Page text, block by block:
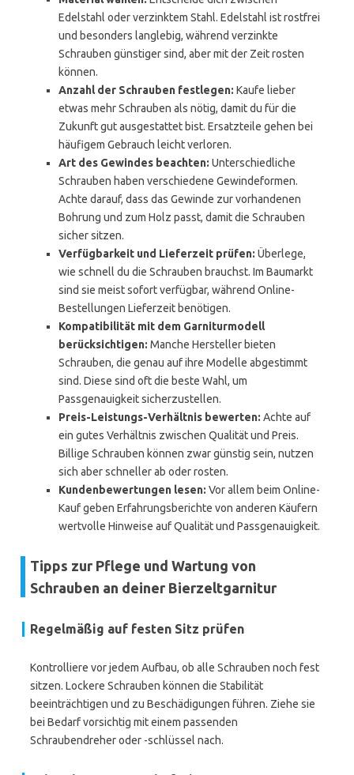
Edelstahl oder verzinktem Stahl. Edelstahl ist rostfrei
und besonders langlebig, während verzinkte
Schrauben günstiger sind, aber mit der Zeit rosten
können.
Anzahl der Schrauben festlegen: Kaufe lieber
etwas mehr Schrauben als nötig, damit du für die
Zukunft gut ausgestattet bist. Ersatzteile gehen bei
häufigem Gebrauch leicht verloren.
Art des Gewindes beachten: Unterschiedliche
Schrauben haben verschiedene Gewindeformen.
Achte darauf, dass das Gewinde zur vorhandenen
Bohrung und zum Holz passt, damit die Schrauben
sicher sitzen.
Verfügbarkeit und Lieferzeit prüfen: Überlege,
wie schnell du die Schrauben brauchst. Im Baumarkt
sind sie meist sofort verfügbar, während Online-
Bestellungen Lieferzeit benötigen.
Kompatibilität mit dem Garniturmodell
berücksichtigen: Manche Hersteller bieten
Schrauben, die genau auf ihre Modelle abgestimmt
sind. Diese sind oft die beste Wahl, um
Passgenauigkeit sicherzustellen.
Preis-Leistungs-Verhältnis bewerten: Achte auf
ein gutes Verhältnis zwischen Qualität und Preis.
Billige Schrauben können zwar günstig sein, nutzen
sich aber schneller ab oder rosten.
Kundenbewertungen lesen: Vor allem beim Online-
Kauf geben Erfahrungsberichte von anderen Käufern
wertvolle Hinweise auf Qualität und Passgenauigkeit.
Tipps zur Pflege und Wartung von
Schrauben an deiner Bierzeltgarnitur
Regelmäßig auf festen Sitz prüfen
Kontrolliere vor jedem Aufbau, ob alle Schrauben noch fest
sitzen. Lockere Schrauben können die Stabilität
beeinträchtigen und zu Beschädigungen führen. Ziehe sie
bei Bedarf vorsichtig mit einem passenden
Schraubendreher oder -schlüssel nach.